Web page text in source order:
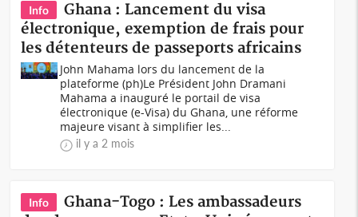
Info
Ghana : Lancement du visa
électronique, exemption de frais pour
les détenteurs de passeports africains
John Mahama lors du lancement de la
plateforme (ph)Le Président John Dramani
Mahama a inauguré le portail de visa
électronique (e-Visa) du Ghana, une réforme
majeure visant à simplifier les...
il y a 2 mois
Info
Ghana-Togo : Les ambassadeurs